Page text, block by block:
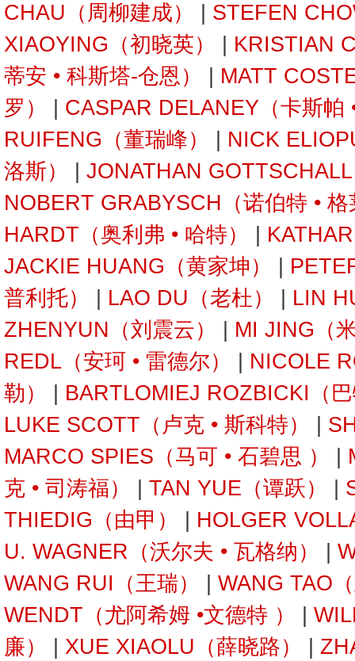
CHAU（周柳建成）
STEFEN
XIAOYING（初晓英）
KRISTIAN
蒂安 • 科斯塔-仓恩）
MATT
罗）
CASPAR DELANEY（卡斯帕
RUIFENG（董瑞峰）
NICK
洛斯）
JONATHAN
NOBERT GRABYSCH（诺伯特 •
HARDT（奥利弗 • 哈特）
JACKIE HUANG（黄家坤）
普利托）
LAO DU（老杜）
LIN
ZHENYUN（刘震云）
MI JING（
REDL（安珂 • 雷德尔）
NICOLE
勒）
BARTLOMIEJ ROZBICKI（
LUKE SCOTT（卢克 • 斯科特）
MARCO SPIES（马可 • 石碧思 ）
克 • 司涛福）
TAN YUE（谭跃）
THIEDIG（由甲）
HOLGER
U. WAGNER（沃尔夫 • 瓦格纳）
WANG RUI（王瑞）
WANG TAO
WENDT（尤阿希姆 •文德特 ）
廉）
XUE XIAOLU（薛晓路）